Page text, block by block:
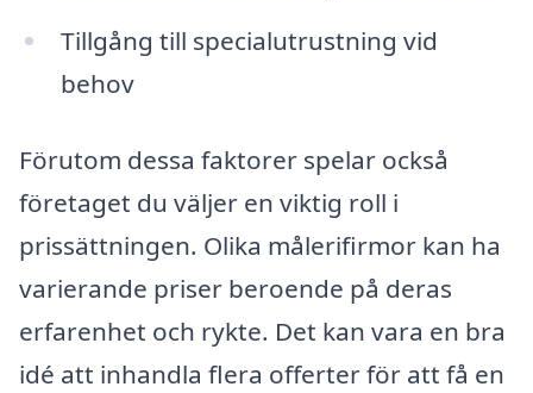
Tillgång till specialutrustning vid
behov
Förutom dessa faktorer spelar också
företaget du väljer en viktig roll i
prissättningen. Olika målerifirmor kan ha
varierande priser beroende på deras
erfarenhet och rykte. Det kan vara en bra
idé att inhandla flera offerter för att få en